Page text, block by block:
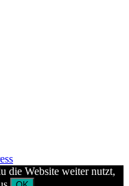
die Website weiter nutzt,